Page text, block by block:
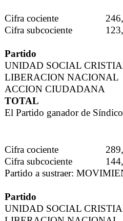
Cifra cociente
Cifra subcociente
Partido
UNIDAD SOCIAL
LIBERACION NACIONAL
ACCION CIUDADANA
TOTAL
El Partido ganador de
Cifra cociente
Cifra subcociente
Partido a sustraer:
Partido
UNIDAD SOCIAL